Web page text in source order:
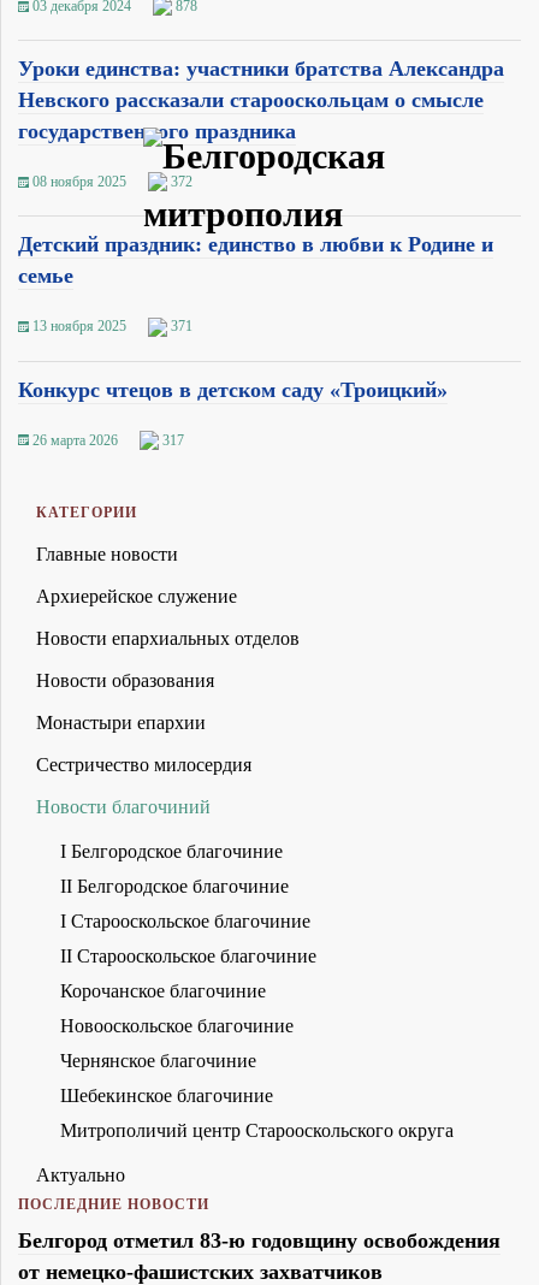
03 декабря 2024 878
Уроки единства: участники братства Александра
Невского рассказали старооскольцам о смысле
государственного праздника
08 ноября 2025 372
Детский праздник: единство в любви к Родине и
семье
13 ноября 2025 371
Конкурс чтецов в детском саду «Троицкий»
26 марта 2026 317
КАТЕГОРИИ
Главные новости
Архиерейское служение
Новости епархиальных отделов
Новости образования
Монастыри епархии
Сестричество милосердия
Новости благочиний
I Белгородское благочиние
II Белгородское благочиние
I Старооскольское благочиние
II Старооскольское благочиние
Корочанское благочиние
Новооскольское благочиние
Чернянское благочиние
Шебекинское благочиние
Митрополичий центр Старооскольского округа
Актуально
ПОСЛЕДНИЕ НОВОСТИ
Белгород отметил 83-ю годовщину освобождения
от немецко-фашистских захватчиков